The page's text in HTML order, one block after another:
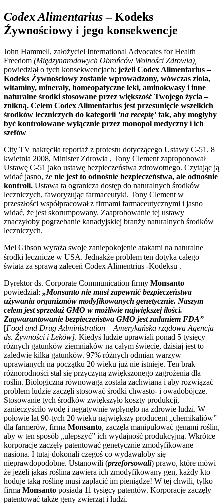
Codex Alimentarius– Kodeks
Źywnościowy i jego konsekwencje
John Hammell, założyciel International Advocates for Health
Freedom (Międzynarodowych Obrońców Wolności Zdrowia),
powiedział o tych konsekwencjach: jeżeli Codex Alimentarius –
Kodeks Źywnościowy zostanie wprowadzony, wówczas zioła,
witaminy, minerały, homeopatyczne leki, aminokwasy i inne
naturalne środki stosowane przez większość Twojego życia –
znikną. Celem Codex Alimentarius jest przesunięcie wszelkich
środków leczniczych do kategorii ’na receptę’ tak, aby mogłyby
być kontrolowane wyłącznie przez monopol medyczny i ich
szefów
City TV nakręciła reportaż z protestu dotyczącego Ustawy C-51. 8
kwietnia 2008, Minister Zdrowia , Tony Clement zaproponował
Ustawę C-51 jako ustawę bezpieczeństwa zdrowotnego. Czytając ją
widać jasno, że nie jest to odnośnie bezpieczeństwa, ale odnośnie
kontroli. Ustawa ta ogranicza dostęp do naturalnych środków
leczniczych, faworyzując farmaceutyki. Tony Clement w
przeszłości współpracował z firmami farmaceutycznymi i jasno
widać, że jest skorumpowany. Zaaprobowanie tej ustawy
znaczyłoby pogrzebanie kanadyjskiej branży naturalnych środków
leczniczych.
Mel Gibson wyraża swoje zaniepokojenie atakami na naturalne
środki lecznicze w USA. Jednakże problem ten dotyka całego
świata za sprawą zaleceń Codex Alimentrius -Kodeksu .
Dyrektor ds. Corporate Communication firmy Monsanto
powiedział: „Monsanto nie musi zapewnić bezpieczeństwa
używania organizmów modyfikowanych genetycznie. Naszym
celem jest sprzedaż GMO w możliwie największej ilości.
Zagwarantowanie bezpieczeństwa GMO jest zadaniem FDA”
[Food and Drug Administration – Amerykańska rządowa Agencja
ds. Źywności i Leków]. Kiedyś ludzie uprawiali ponad 5 tysięcy
różnych gatunków ziemniaków na całym świecie, dzisiaj jest to
zaledwie kilka gatunków. 97% różnych odmian warzyw
uprawianych na początku 20 wieku już nie istnieje. Ten brak
różnorodności stał się przyczyną zwiększonego zagrożenia dla
roślin. Biologiczna równowaga została zachwiana i aby rozwiązać
problem ludzie zaczęli stosować środki chwasto- i owadobójcze.
Stosowanie tych środków zwiększyło koszty produkcji,
zanieczyściło wodę i negatywnie wpłynęło na zdrowie ludzi. W
połowie lat 90-tych 20 wieku największy producent „chemikaliów”
dla farmerów, firma Monsanto, zaczęła manipulować genami roślin,
aby w ten sposób „ulepszyć” ich wydajność produkcyjną. Wkrótce
korporacje zaczęły patentować genetycznie zmodyfikowane
nasiona. I tutaj dokonali czegoś co wydawałoby się
nieprawdopodobne. Ustanowili (przeforsowali) prawo, które mówi
że jeżeli jakaś roślina zawiera ich zmodyfikowany gen, każdy kto
hoduje taką roślinę musi zapłacić im pieniądze! W tej chwili, tylko
firma Monsanto posiada 11 tysięcy patentów. Korporacje zaczęły
patentować także geny zwierząt i ludzi.